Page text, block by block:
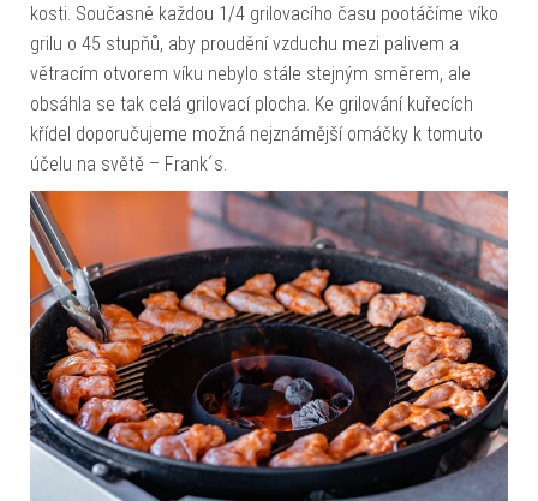
kosti. Současně každou 1/4 grilovacího času pootáčíme víko
grilu o 45 stupňů, aby proudění vzduchu mezi palivem a
větracím otvorem víku nebylo stále stejným směrem, ale
obsáhla se tak celá grilovací plocha. Ke grilování kuřecích
křídel doporučujeme možná nejznámější omáčky k tomuto
účelu na světě – Frank´s.